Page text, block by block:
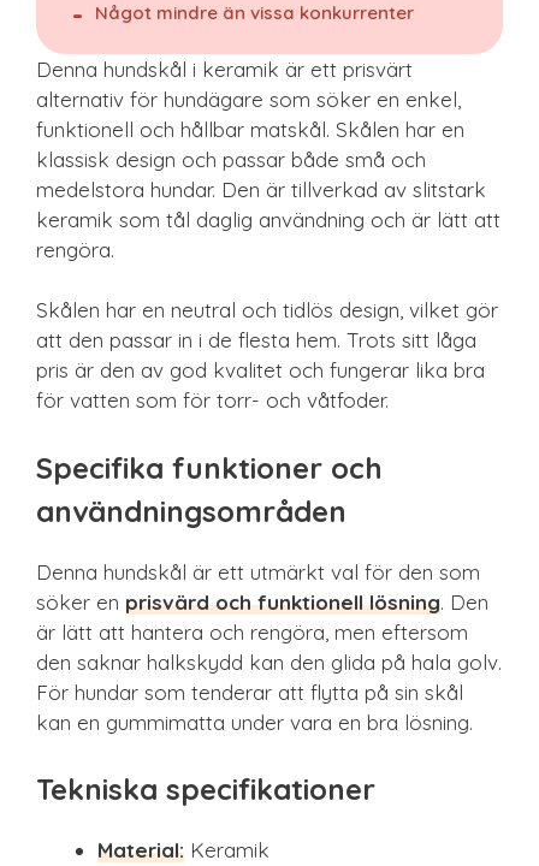
Något mindre än vissa konkurrenter
Denna hundskål i keramik är ett prisvärt
alternativ för hundägare som söker en enkel,
funktionell och hållbar matskål. Skålen har en
klassisk design och passar både små och
medelstora hundar. Den är tillverkad av slitstark
keramik som tål daglig användning och är lätt att
rengöra.
Skålen har en neutral och tidlös design, vilket gör
att den passar in i de flesta hem. Trots sitt låga
pris är den av god kvalitet och fungerar lika bra
för vatten som för torr- och våtfoder.
Specifika funktioner och
användningsområden
Denna hundskål är ett utmärkt val för den som
söker en prisvärd och funktionell lösning. Den
är lätt att hantera och rengöra, men eftersom
den saknar halkskydd kan den glida på hala golv.
För hundar som tenderar att flytta på sin skål
kan en gummimatta under vara en bra lösning.
Tekniska specifikationer
Material: Keramik